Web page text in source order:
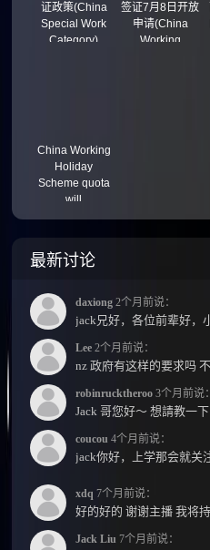
证政策(China
Special Work
Category)
签证7月8日开放
申请(China
Working
China Working
Holiday
Scheme quota
will
最新讨论
daxiong 2个月前说：
Lee 2个月前说：
nz 政府有这样的要求吗
robinrucktheroo 3个月前说：
coucou 4个月前说：
xdq 7个月前说：
Jack Liu 7个月前说：